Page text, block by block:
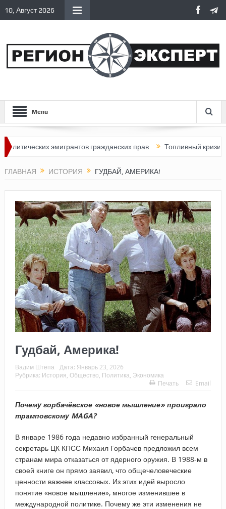
10, Август 2026
Menu
эмигрантов гражданских прав Топливный кризис в
ГЛАВНАЯ ИСТОРИЯ ГУДБАЙ, АМЕРИКА!
Гудбай, Америка!
Вадим Штепа Дата: Январь 23, 2026
Рубрика: История Общество Политика Экономика
Печать
Email
Почему горбачёвское «новое мышление» проиграло
трамповскому MAGA?
В январе 1986 года недавно избранный генеральный
секретарь ЦК КПСС Михаил Горбачев предложил всем
странам мира отказаться от ядерного оружия. В 1988-м в
своей книге он прямо заявил, что общечеловеческие
ценности важнее классовых. Из этих идей выросло
понятие «новое мышление», многое изменившее в
международной политике. Почему же эти изменения не